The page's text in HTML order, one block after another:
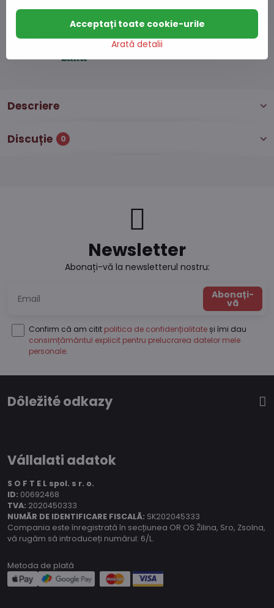
Număr depozit:
Descriere
Discuție 0
Newsletter
Abonați-vă la newsletterul nostru:
Abonați-
vă
Confirm că am citit politica de confidențialitate și îmi dau
consimțământul explicit pentru prelucrarea datelor mele
personale.
Dôležité odkazy
Vállalati adatok
S O F T E L spol. s r. o.
ID: 00692468
TVA: 2020450333
NUMĂR DE IDENTIFICARE FISCALĂ: SK202045333
Compania este înregistrată în secțiunea OR OS Žilina, Sro, Zsolna,
vă rugăm să introduceți numărul: 6/L.
Metoda de plată
Arată detalii
Acceptați toate cookie-urile